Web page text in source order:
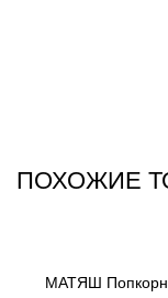
ПОХОЖИЕ
МАТЯШ Попкорн